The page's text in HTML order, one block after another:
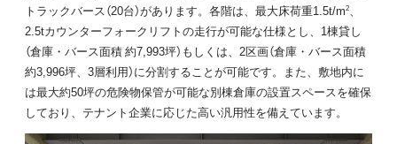
トラックバース（20台）があります。各階は、最大床荷重1.5t/m2
2.5tカウンターフォークリフトの走行が可能な仕様とし、1棟貸し
（倉庫・バース面積 約7,993坪）もしくは、2区画（倉庫・バース面積
約3,996坪、3層利用）に分割することが可能です。また、敷地内に
は最大約50坪の危険物保管が可能な別棟倉庫の設置スペースを確保
しており、テナント企業に応じた高い汎用性を備えています。